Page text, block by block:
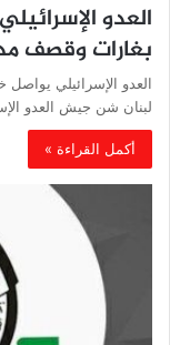
العدو
بغارات وقصف
العدو الإسرائيلي
لبنان شن جيش العدو
أكمل القراءة »